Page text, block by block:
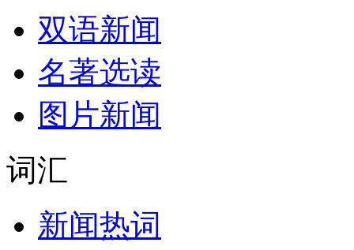
双语新闻
名著选读
图片新闻
词汇
新闻热词